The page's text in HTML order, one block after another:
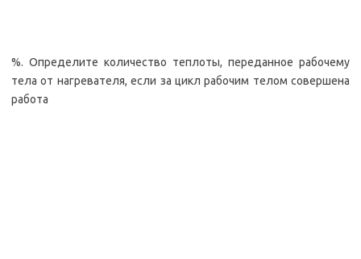
%. Определите количество теплоты, переданное рабочему
тела от нагревателя, если за цикл рабочим телом совершена
работа